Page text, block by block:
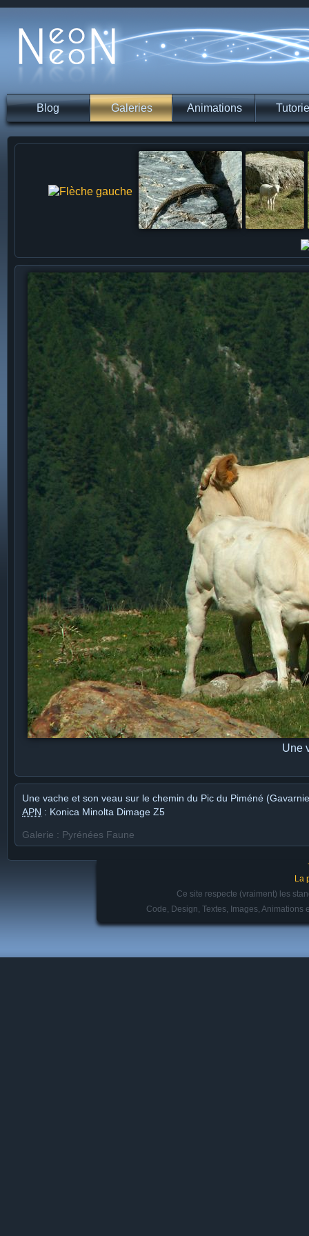
Blog Galeries Animations
Une
Une vache et son veau sur le chemin du Pic du Piméné
APN : Konica Minolta Dimage Z5
Galerie : Pyrénées Faune
La
Ce site respecte (vraiment) les
Code, Design, Textes, Images,